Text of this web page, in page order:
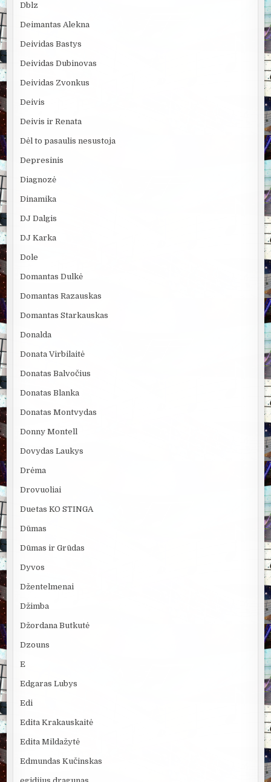
Dblz
Deimantas Alekna
Deividas Bastys
Deividas Dubinovas
Deividas Zvonkus
Deivis
Deivis ir Renata
Dėl to pasaulis nesustoja
Depresinis
Diagnozė
Dinamika
DJ Dalgis
DJ Karka
Dole
Domantas Dulkė
Domantas Razauskas
Domantas Starkauskas
Donalda
Donata Virbilaitė
Donatas Balvočius
Donatas Blanka
Donatas Montvydas
Donny Montell
Dovydas Laukys
Drėma
Drovuoliai
Duetas KO STINGA
Dūmas
Dūmas ir Grūdas
Dyvos
Džentelmenai
Džimba
Džordana Butkutė
Dzouns
E
Edgaras Lubys
Edi
Edita Krakauskaitė
Edita Mildažytė
Edmundas Kučinskas